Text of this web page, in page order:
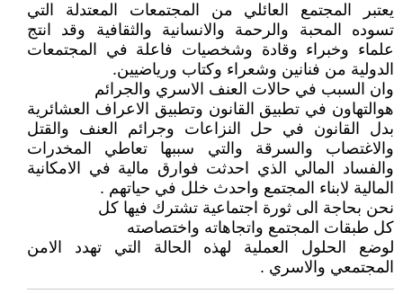
يعتبر المجتمع العائلي من المجتمعات المعتدلة التي
تسوده المحبة والرحمة والانسانية والثقافية وقد انتج
علماء وخبراء وقادة وشخصيات فاعلة في المجتمعات
الدولية من فنانين وشعراء وكتاب ورياضيين.
وان السبب في حالات العنف الاسري والجرائم
هوالتهاون في تطبيق القانون وتطبيق الاعراف العشائرية
بدل القانون في حل النزاعات وجرائم العنف والقتل
والاغتصاب والسرقة والتي سببها تعاطي المخدرات
والفساد المالي الذي احدثت فوارق مالية في الامكانية
المالية لابناء المجتمع واحدث خلل في حياتهم .
نحن بحاجة الى ثورة اجتماعية تشترك فيها كل
كل طبقات المجتمع واتجاهاته واختصاصته
لوضع الحلول العملية لهذه الحالة التي تهدد الامن
المجتمعي والاسري .